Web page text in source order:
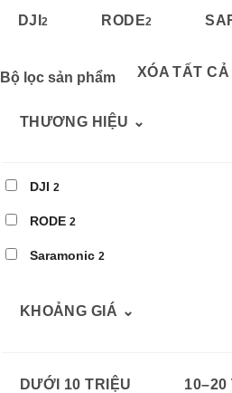
DJI 2 RODE2
Bộ lọc sản phẩm XÓA TẤT CẢ
THƯƠNG HIỆU ⌄
DJI 2
RODE 2
Saramonic 2
KHOẢNG GIÁ ⌄
DƯỚI 10 TRIỆU 10–20